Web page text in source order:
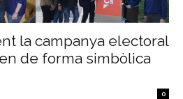
la campanya electoral
de forma simbòlica
0